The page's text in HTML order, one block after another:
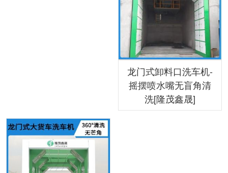
龙门式卸料口洗车机-
摇摆喷水嘴无盲角清
洗[隆茂鑫晟]